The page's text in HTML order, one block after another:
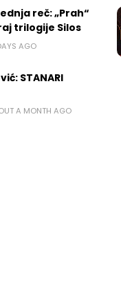
reč: „Prah“
trilogije Silos
AGO
STANARI
A MONTH AGO